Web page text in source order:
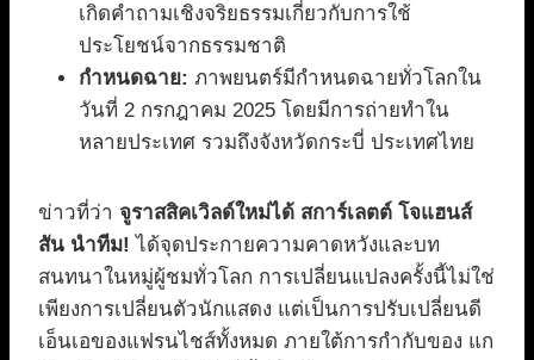
เกิดคำถามเชิงจริยธรรมเกี่ยวกับการใช้
ประโยชน์จากธรรมชาติ
กำหนดฉาย: ภาพยนตร์มีกำหนดฉายทั่วโลกใน
วันที่ 2 กรกฎาคม 2025 โดยมีการถ่ายทำใน
หลายประเทศ รวมถึงจังหวัดกระบี่ ประเทศไทย
ข่าวที่ว่า จูราสสิคเวิลด์ใหม่ได้ สการ์เลตต์ โจแฮนส์
สัน นำทีม! ได้จุดประกายความคาดหวังและบท
สนทนาในหมู่ผู้ชมทั่วโลก การเปลี่ยนแปลงครั้งนี้ไม่ใช่
เพียงการเปลี่ยนตัวนักแสดง แต่เป็นการปรับเปลี่ยนดี
เอ็นเอของแฟรนไชส์ทั้งหมด ภายใต้การกำกับของ แก